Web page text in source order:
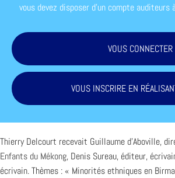
vous devez disposer d'un compte
VOUS CONNECTER
VOUS INSCRIRE EN
Thierry Delcourt recevait Guillaume d’Aboville,
Enfants du Mékong, Denis Sureau, éditeur,
écrivain. Thèmes : « Minorités ethniques en